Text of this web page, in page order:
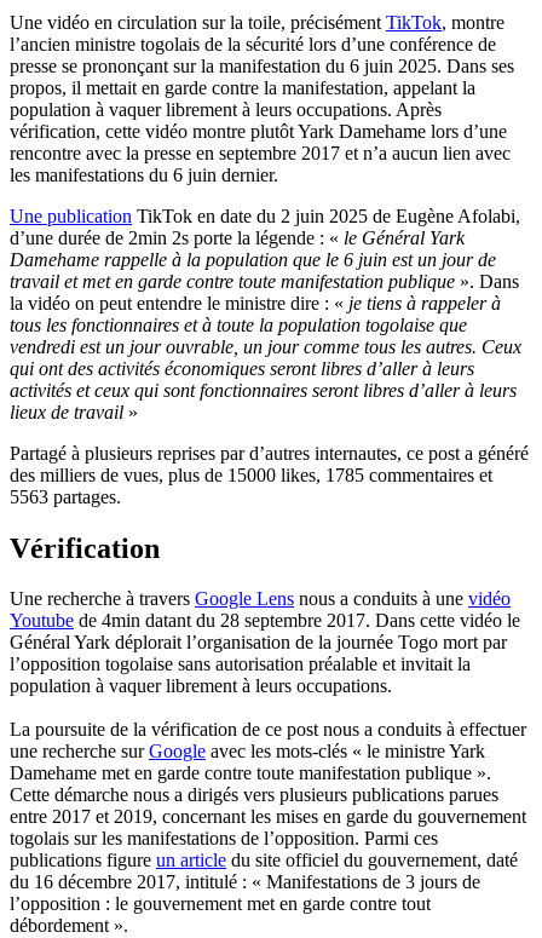
Une vidéo en circulation sur la toile, précisément TikTok, montre
l’ancien ministre togolais de la sécurité lors d’une conférence de
presse se prononçant sur la manifestation du 6 juin 2025. Dans ses
propos, il mettait en garde contre la manifestation, appelant la
population à vaquer librement à leurs occupations. Après
vérification, cette vidéo montre plutôt Yark Damehame lors d’une
rencontre avec la presse en septembre 2017 et n’a aucun lien avec
les manifestations du 6 juin dernier.
Une publication TikTok en date du 2 juin 2025 de Eugène Afolabi,
d’une durée de 2min 2s porte la légende : « le Général Yark
Damehame rappelle à la population que le 6 juin est un jour de
travail et met en garde contre toute manifestation publique ». Dans
la vidéo on peut entendre le ministre dire : « je tiens à rappeler à
tous les fonctionnaires et à toute la population togolaise que
vendredi est un jour ouvrable, un jour comme tous les autres. Ceux
qui ont des activités économiques seront libres d’aller à leurs
activités et ceux qui sont fonctionnaires seront libres d’aller à leurs
lieux de travail »
Partagé à plusieurs reprises par d’autres internautes, ce post a généré
des milliers de vues, plus de 15000 likes, 1785 commentaires et
5563 partages.
Vérification
Une recherche à travers Google Lens nous a conduits à une vidéo
Youtube de 4min datant du 28 septembre 2017. Dans cette vidéo le
Général Yark déplorait l’organisation de la journée Togo mort par
l’opposition togolaise sans autorisation préalable et invitait la
population à vaquer librement à leurs occupations.
La poursuite de la vérification de ce post nous a conduits à effectuer
une recherche surGoogle avec les mots-clés « le ministre Yark
Damehame met en garde contre toute manifestation publique ».
Cette démarche nous a dirigés vers plusieurs publications parues
entre 2017 et 2019, concernant les mises en garde du gouvernement
togolais sur les manifestations de l’opposition. Parmi ces
publications figure un article du site officiel du gouvernement, daté
du 16 décembre 2017, intitulé : « Manifestations de 3 jours de
l’opposition : le gouvernement met en garde contre tout
débordement ».